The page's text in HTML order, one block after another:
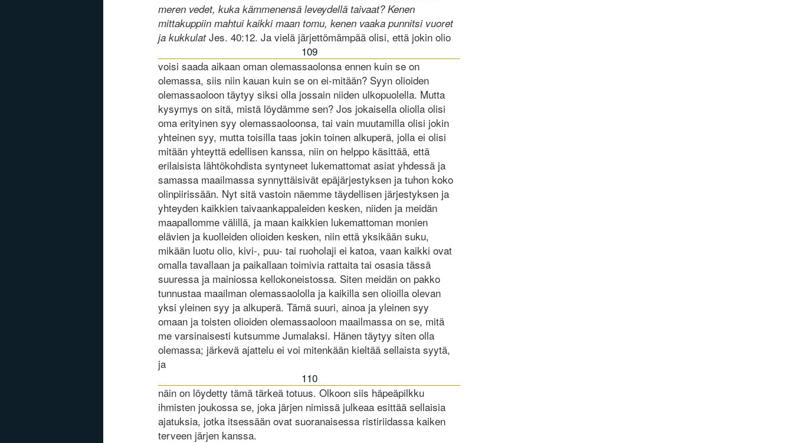
meren vedet, kuka kämmenensä leveydellä taivaat? Kenen
mittakuppiin mahtui kaikki maan tomu, kenen vaaka punnitsi vuoret
ja kukkulatJes. 40:12. Ja vielä järjettömämpää olisi, että jokin olio
109
voisi saada aikaan oman olemassaolonsa ennen kuin se on
olemassa, siis niin kauan kuin se on ei-mitään? Syyn olioiden
olemassaoloon täytyy siksi olla jossain niiden ulkopuolella. Mutta
kysymys on sitä, mistä löydämme sen? Jos jokaisella oliolla olisi
oma erityinen syy olemassaoloonsa, tai vain muutamilla olisi jokin
yhteinen syy, mutta toisilla taas jokin toinen alkuperä, jolla ei olisi
mitään yhteyttä edellisen kanssa, niin on helppo käsittää, että
erilaisista lähtökohdista syntyneet lukemattomat asiat yhdessä ja
samassa maailmassa synnyttäisivät epäjärjestyksen ja tuhon koko
olinpiirissään. Nyt sitä vastoin näemme täydellisen järjestyksen ja
yhteyden kaikkien taivaankappaleiden kesken, niiden ja meidän
maapallomme välillä, ja maan kaikkien lukemattoman monien
elävien ja kuolleiden olioiden kesken, niin että yksikään suku,
mikään luotu olio, kivi-, puu- tai ruoholaji ei katoa, vaan kaikki ovat
omalla tavallaan ja paikallaan toimivia rattaita tai osasia tässä
suuressa ja mainiossa kellokoneistossa. Siten meidän on pakko
tunnustaa maailman olemassaololla ja kaikilla sen olioilla olevan
yksi yleinen syy ja alkuperä. Tämä suuri, ainoa ja yleinen syy
omaan ja toisten olioiden olemassaoloon maailmassa on se, mitä
me varsinaisesti kutsumme Jumalaksi. Hänen täytyy siten olla
olemassa; järkevä ajattelu ei voi mitenkään kieltää sellaista syytä,
ja
110
näin on löydetty tämä tärkeä totuus. Olkoon siis häpeäpilkku
ihmisten joukossa se, joka järjen nimissä julkeaa esittää sellaisia
ajatuksia, jotka itsessään ovat suoranaisessa ristiriidassa kaiken
terveen järjen kanssa.